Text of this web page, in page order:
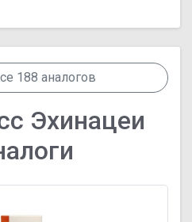
188 аналогов
Эхинацеи